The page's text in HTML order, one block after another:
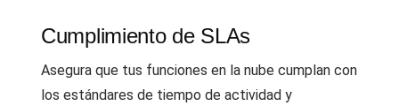
Cumplimiento de SLAs
Asegura que tus funciones en la nube cumplan con
los estándares de tiempo de actividad y